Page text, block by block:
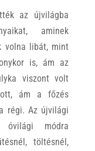
az újvilágba
aminek
volna libát, mint
is, ám az
viszont volt
ám a főzés
régi. Az újvilági
módra
töltésnél,